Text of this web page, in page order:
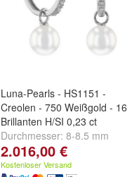
Luna-Pearls - HS1151 -
Creolen - 750 Weißgold - 16
Brillanten H/SI 0,23 ct
Durchmesser: 8-8.5 mm
2.016,00 €
Kostenloser Versand